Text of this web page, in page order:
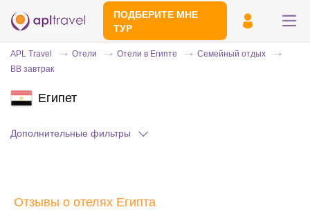
ПОДБЕРИТЕ МНЕ
ТУР
APL Travel Отели Отели в Египте
Семейный отдых
BB завтрак
Египет
Дополнительные фильтры
Отзывы о отелях Египта